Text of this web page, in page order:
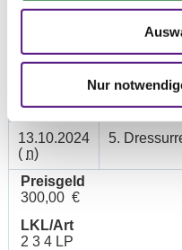
Nur
(
200,00 €
3 4 5 LP
13.10.2024
( n)
5.
Preisgeld
300,00 €
LKL/Art
2 3 4 LP